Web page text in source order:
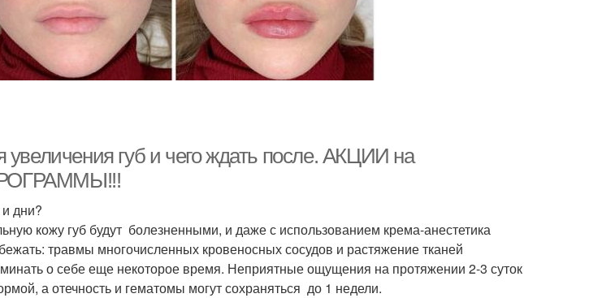
губ и чего ждать после. АКЦИИ на
дни?
кожу губ будут болезненными, и даже с использованием крема-анестетика
травмы многочисленных кровеносных сосудов и растяжение тканей
о себе еще некоторое время. Неприятные ощущения на протяжении 2-3 суток
а отечность и гематомы могут сохраняться до 1 недели.